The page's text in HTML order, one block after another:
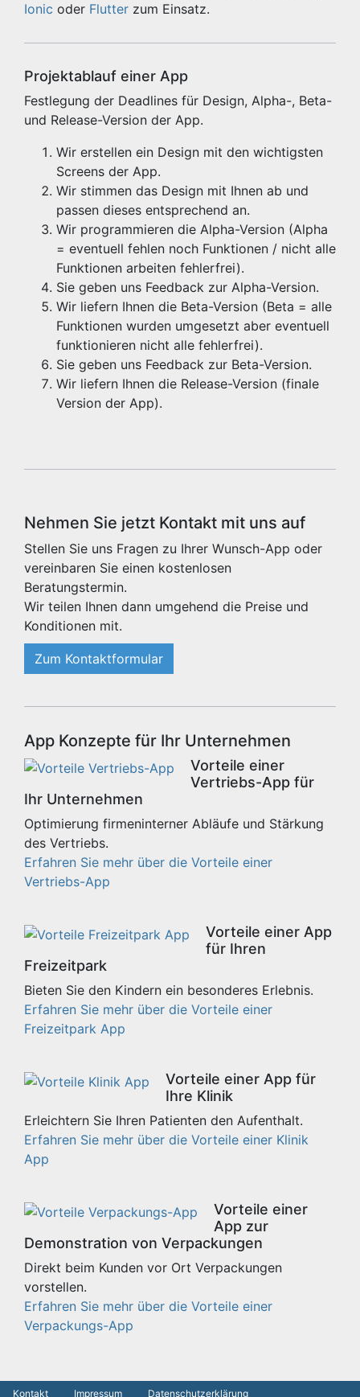
Ionic oder Flutter zum Einsatz.
Projektablauf einer App
Festlegung der Deadlines für Design, Alpha-, Beta-
und Release-Version der App.
Wir erstellen ein Design mit den wichtigsten
Screens der App.
Wir stimmen das Design mit Ihnen ab und
passen dieses entsprechend an.
Wir programmieren die Alpha-Version (Alpha
= eventuell fehlen noch Funktionen / nicht alle
Funktionen arbeiten fehlerfrei).
Sie geben uns Feedback zur Alpha-Version.
Wir liefern Ihnen die Beta-Version (Beta = alle
Funktionen wurden umgesetzt aber eventuell
funktionieren nicht alle fehlerfrei).
Sie geben uns Feedback zur Beta-Version.
Wir liefern Ihnen die Release-Version (finale
Version der App).
Nehmen Sie jetzt Kontakt mit uns auf
Stellen Sie uns Fragen zu Ihrer Wunsch-App oder
vereinbaren Sie einen kostenlosen
Beratungstermin.
Wir teilen Ihnen dann umgehend die Preise und
Konditionen mit.
Zum Kontaktformular
App Konzepte für Ihr Unternehmen
Vorteile einer
Vertriebs-App für
Ihr Unternehmen
Optimierung firmeninterner Abläufe und Stärkung
des Vertriebs.
Erfahren Sie mehr über die Vorteile einer
Vertriebs-App
Vorteile einer App
für Ihren
Freizeitpark
Bieten Sie den Kindern ein besonderes Erlebnis.
Erfahren Sie mehr über die Vorteile einer
Freizeitpark App
Vorteile einer App für
Ihre Klinik
Erleichtern Sie Ihren Patienten den Aufenthalt.
Erfahren Sie mehr über die Vorteile einer Klinik
App
Vorteile einer
App zur
Demonstration von Verpackungen
Direkt beim Kunden vor Ort Verpackungen
vorstellen.
Erfahren Sie mehr über die Vorteile einer
Verpackungs-App
Kontakt Impressum Datenschutzerklärung